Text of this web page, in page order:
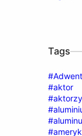
Tags
#Adwent
#aktor
#aktorzy